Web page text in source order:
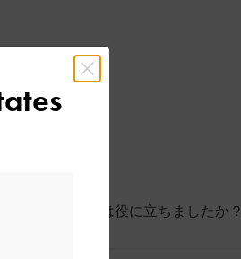
このレビューは役に立ちましたか？